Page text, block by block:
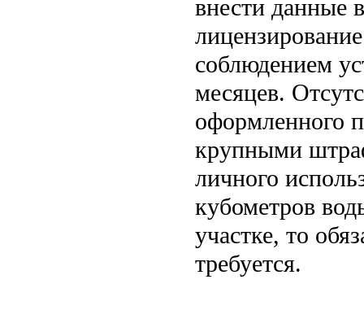
внести данные
соблюдением
месяцев.
оформленного
крупными
личного
кубометров
участке, то
требуется.